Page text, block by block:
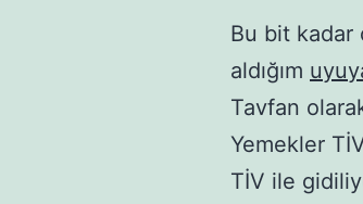
Bu bit kadar
aldığım
Tavfan
Yemekler
TİV ile